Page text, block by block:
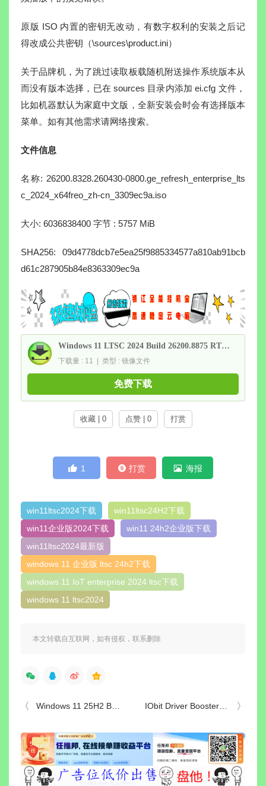
原版 ISO 内置的密钥无改动，有数字权利的安装之后记
得改成公共密钥（\sources\product.ini）
关于品牌机，为了跳过读取板载随机附送操作系统版本从
而没有版本选择，已在 sources 目录内添加 ei.cfg 文件，
比如机器默认为家庭中文版，全新安装会时会有选择版本
菜单。如有其他需求请网络搜索。
文件信息
名称: 26200.8328.260430-0800.ge_refresh_enterprise_lts
c_2024_x64freo_zh-cn_3309ec9a.iso
大小: 6036838400 字节 : 5757 MiB
SHA256: 09d4778dcb7e5ea25f9885334577a810ab91bcb
d61c287905b84e8363309ec9a
Windows 11 LTSC 2024 Build 26200.8875 RTM 集成更新镜像3合1( 2026年7月版)
下载量 : 11 | 类型 : 镜像文件
免费下载
收藏 | 0 点赞 | 0 打赏
1 打赏 海报
win11ltsc2024下载
win11ltsc24H2下载
win11企业版2024下载
win11 24h2企业版下载
win11ltsc2024最新版
windows 11 企业版 ltsc 24h2下载
windows 11 IoT enterprise 2024 ltsc下载
windows 11 ltsc2024
本文转载自互联网，如有侵权，联系删除
Windows 11 25H2 Build 26200.8875 RTM 集成更新镜像14合1(2026年7月版) IObit Driver Booster(驱动更新软件) v13.5.1.400 中文绿色版